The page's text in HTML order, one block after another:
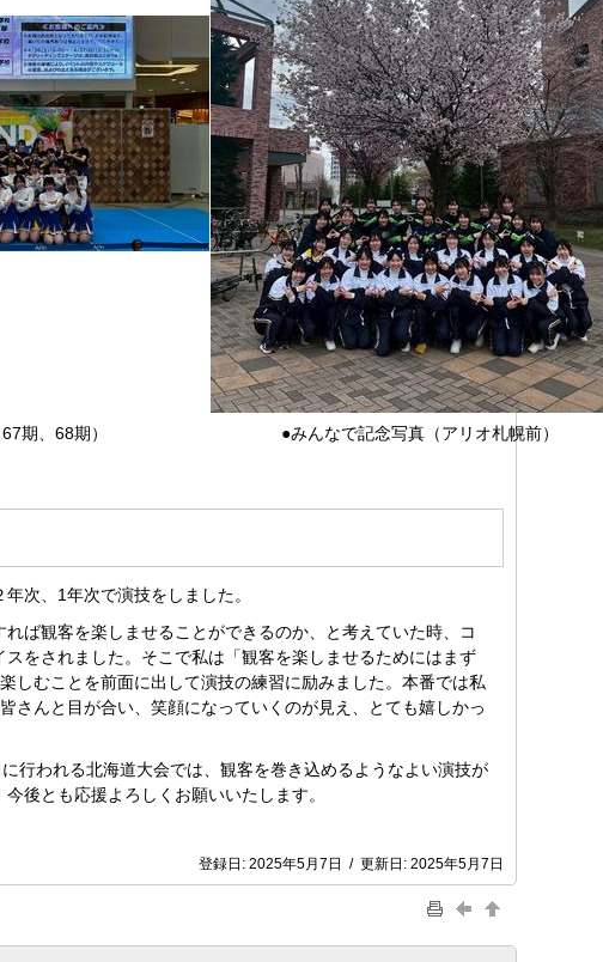
期、68期） ●みんなで記念写真（アリオ札幌前）
次、1年次で演技をしました。
ば観客を楽しませることができるのか、と考えていた時、コ
をされました。そこで私は「観客を楽しませるためにはまず
しむことを前面に出して演技の練習に励みました。本番では私
さんと目が合い、笑顔になっていくのが見え、とても嬉しかっ
に行われる北海道大会では、観客を巻き込めるようなよい演技が
後とも応援よろしくお願いいたします。
登録日: 2025年5月7日 / 更新日: 2025年5月7日